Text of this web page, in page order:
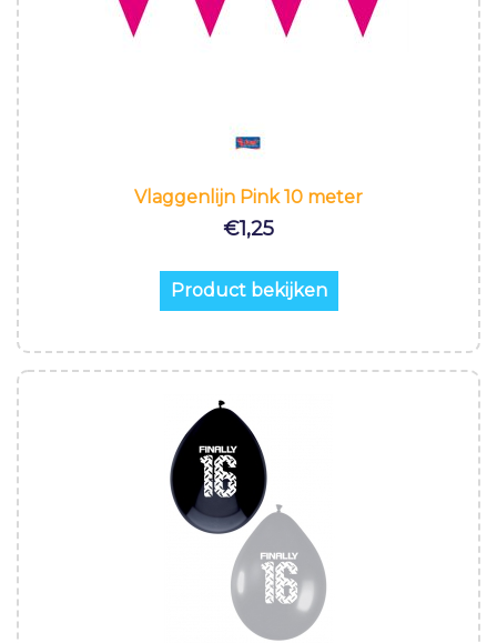
Vlaggenlijn Pink 10 meter
€1,25
Product bekijken